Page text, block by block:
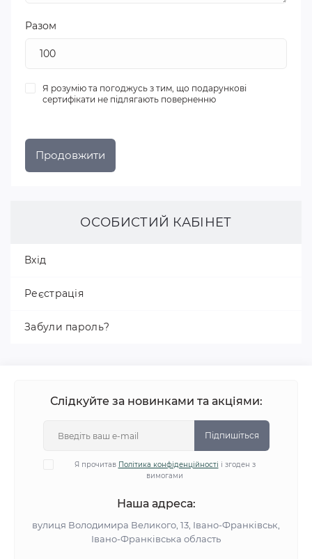
Разом
Я розумію та погоджусь з тим, що подарункові
сертифікати не підлягають поверненню
ОСОБИСТИЙ КАБІНЕТ
Вхід
Реєстрація
Забули пароль?
Слідкуйте за новинками та акціями:
Підпишіться
Я прочитав Політика конфіденційності і згоден з
вимогами
Наша адреса:
вулиця Володимира Великого, 13, Івано-Франківськ,
Івано-Франківська область